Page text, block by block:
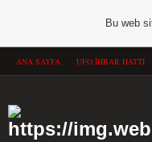
ANA SAYFA UFO İHBAR HATTI
Bu web